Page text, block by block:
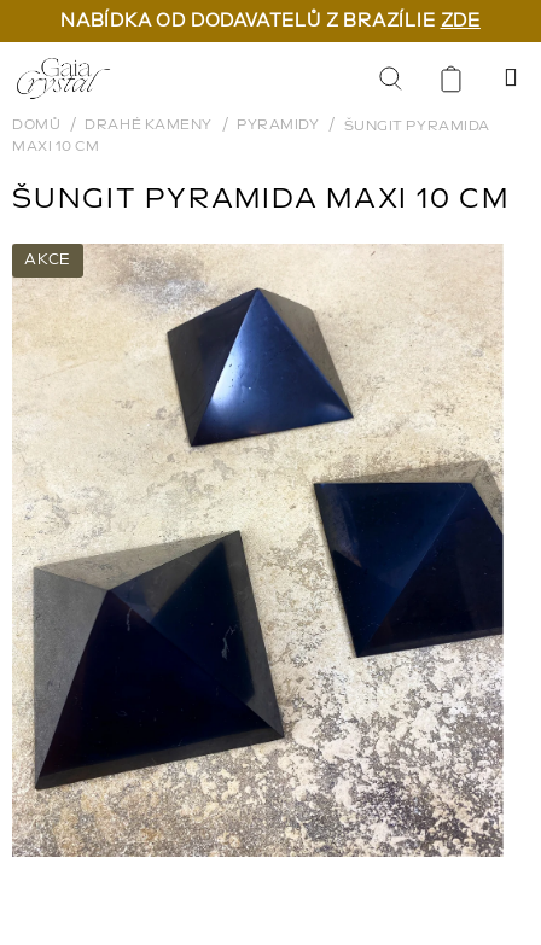
NABÍDKA OD DODAVATELŮ Z BRAZÍLIE ZDE
Přejít
na
obsah
Hledat
DOMŮ DRAHÉ KAMENY PYRAMIDY
ŠUNGIT PYRAMIDA
MAXI 10 CM
ŠUNGIT PYRAMIDA MAXI 10 CM
AKCE